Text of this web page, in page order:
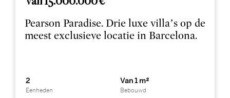
Pearson Paradise. Drie luxe villa’s op de
meest exclusieve locatie in Barcelona.
2
Eenheden
Van 1 m²
Bebouwd